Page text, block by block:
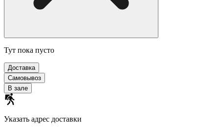
Тут пока пусто
Доставка
Самовывоз
В зале
Указать адрес доставки